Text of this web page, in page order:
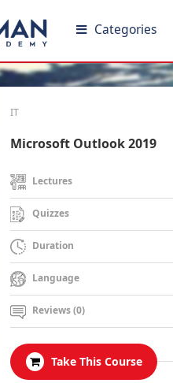
Categories
IT
Microsoft Outlook 2019
Lectures
Quizzes
Duration
Language
Reviews (0)
Take This Course